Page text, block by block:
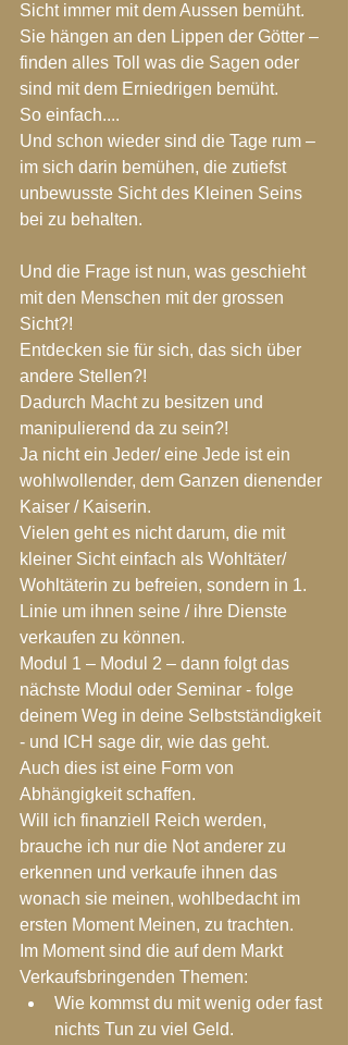
Sicht immer mit dem Aussen bemüht.
Sie hängen an den Lippen der Götter –
finden alles Toll was die Sagen oder
sind mit dem Erniedrigen bemüht.
So einfach....
Und schon wieder sind die Tage rum –
im sich darin bemühen, die zutiefst
unbewusste Sicht des Kleinen Seins
bei zu behalten.
Und die Frage ist nun, was geschieht
mit den Menschen mit der grossen
Sicht?!
Entdecken sie für sich, das sich über
andere Stellen?!
Dadurch Macht zu besitzen und
manipulierend da zu sein?!
Ja nicht ein Jeder/ eine Jede ist ein
wohlwollender, dem Ganzen dienender
Kaiser / Kaiserin.
Vielen geht es nicht darum, die mit
kleiner Sicht einfach als Wohltäter/
Wohltäterin zu befreien, sondern in 1.
Linie um ihnen seine / ihre Dienste
verkaufen zu können.
Modul 1 – Modul 2 – dann folgt das
nächste Modul oder Seminar - folge
deinem Weg in deine Selbstständigkeit
- und ICH sage dir, wie das geht.
Auch dies ist eine Form von
Abhängigkeit schaffen.
Will ich finanziell Reich werden,
brauche ich nur die Not anderer zu
erkennen und verkaufe ihnen das
wonach sie meinen, wohlbedacht im
ersten Moment Meinen, zu trachten.
Im Moment sind die auf dem Markt
Verkaufsbringenden Themen:
Wie kommst du mit wenig oder fast
nichts Tun zu viel Geld.